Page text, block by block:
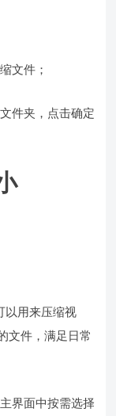
文件；
件夹，点击确定
以用来压缩视
文件，满足日常
界面中按需选择